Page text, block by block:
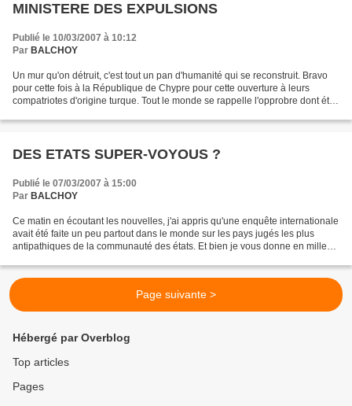
MINISTERE DES EXPULSIONS
Publié le 10/03/2007 à 10:12
Par BALCHOY
Un mur qu'on détruit, c'est tout un pan d'humanité qui se reconstruit. Bravo
pour cette fois à la République de Chypre pour cette ouverture à leurs
compatriotes d'origine turque. Tout le monde se rappelle l'opprobre dont était
DES ETATS SUPER-VOYOUS ?
Publié le 07/03/2007 à 15:00
Par BALCHOY
Ce matin en écoutant les nouvelles, j'ai appris qu'une enquête internationale
avait été faite un peu partout dans le monde sur les pays jugés les plus
antipathiques de la communauté des états. Et bien je vous donne en mille
Page suivante >
Hébergé par Overblog
Top articles
Pages